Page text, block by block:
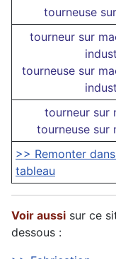
tourneuse
tourneur sur
tourneuse sur
tourneur sur
tourneuse sur
>> Remonter
tableau
Voir aussi sur ce
dessous :